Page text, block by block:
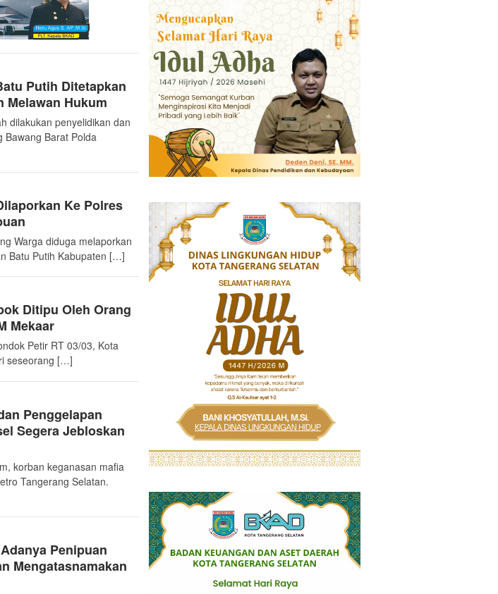
Putih Ditetapkan
Melawan Hukum
dilakukan penyelidikan dan
Bawang Barat Polda
Ke Polres
Warga diduga melaporkan
Batu Putih Kabupaten […]
Ditipu Oleh Orang
Mekaar
Petir RT 03/03, Kota
seseorang […]
Penggelapan
Segera Jebloskan
korban keganasan mafia
Tangerang Selatan.
Penipuan
Mengatasnamakan